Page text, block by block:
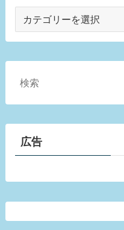
ゴ
リ
広告